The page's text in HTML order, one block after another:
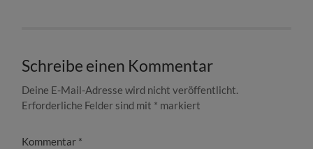
Schreibe einen Kommentar
Deine E-Mail-Adresse wird nicht veröffentlicht.
Erforderliche Felder sind mit * markiert
Kommentar *